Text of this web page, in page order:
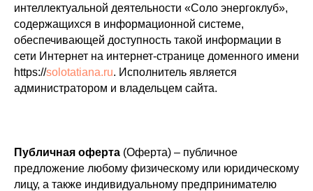
интеллектуальной деятельности «Соло энергоклуб»,
содержащихся в информационной системе,
обеспечивающей доступность такой информации в
сети Интернет на интернет-странице доменного имени
https://solotatiana.ru. Исполнитель является
администратором и владельцем сайта.
Публичная оферта (Оферта) – публичное
предложение любому физическому или юридическому
лицу, а также индивидуальному предпринимателю